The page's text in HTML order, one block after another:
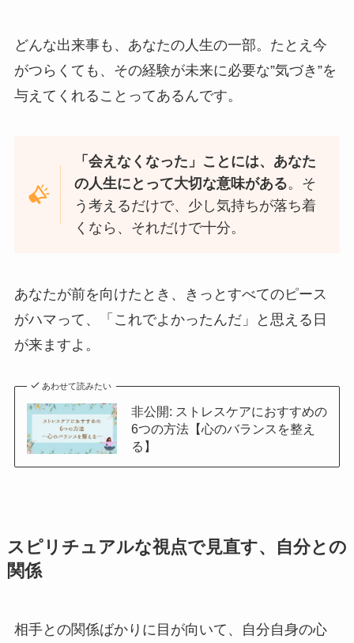
どんな出来事も、あなたの人生の一部。たとえ今
がつらくても、その経験が未来に必要な”気づき”を
与えてくれることってあるんです。
「会えなくなった」ことには、あなた
の人生にとって大切な意味がある。そ
う考えるだけで、少し気持ちが落ち着
くなら、それだけで十分。
あなたが前を向けたとき、きっとすべてのピース
がハマって、「これでよかったんだ」と思える日
が来ますよ。
あわせて読みたい
非公開: ストレスケアにおすすめの
6つの方法【心のバランスを整え
る】
スピリチュアルな視点で見直す、自分との
関係
相手との関係ばかりに目が向いて、自分自身の心